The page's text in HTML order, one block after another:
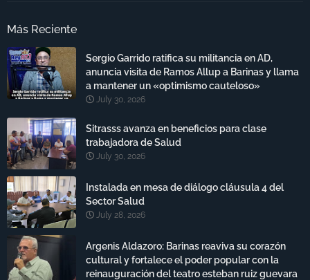
Más Reciente
Sergio Garrido ratifica su militancia en AD,
anuncia visita de Ramos Allup a Barinas y llama
a mantener un «optimismo cauteloso»
July 30, 2026
Sitrasss avanza en beneficios para clase
trabajadora de Salud
July 30, 2026
Instalada en mesa de diálogo cláusula 4 del
Sector Salud
July 28, 2026
Argenis Aldazoro: Barinas reaviva su corazón
cultural y fortalece el poder popular con la
reinauguración del teatro esteban ruiz guevara